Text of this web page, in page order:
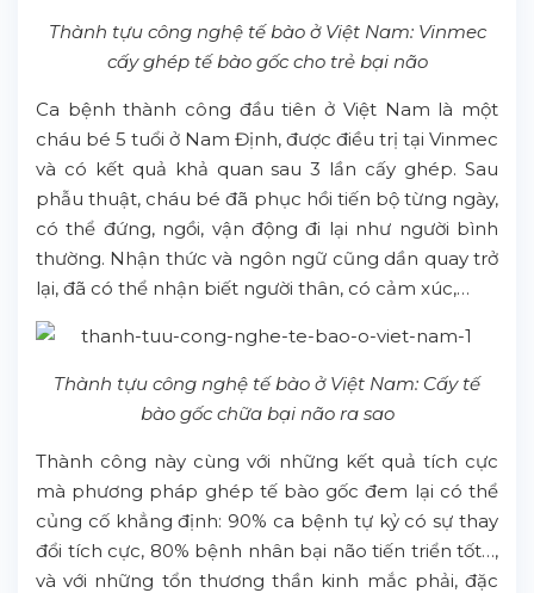
Thành tựu công nghệ tế bào ở Việt Nam: Vinmec
cấy ghép tế bào gốc cho trẻ bại não
Ca bệnh thành công đầu tiên ở Việt Nam là một
cháu bé 5 tuổi ở Nam Định, được điều trị tại Vinmec
và có kết quả khả quan sau 3 lần cấy ghép. Sau
phẫu thuật, cháu bé đã phục hồi tiến bộ từng ngày,
có thể đứng, ngồi, vận động đi lại như người bình
thường. Nhận thức và ngôn ngữ cũng dần quay trở
lại, đã có thể nhận biết người thân, có cảm xúc,…
Thành tựu công nghệ tế bào ở Việt Nam: Cấy tế
bào gốc chữa bại não ra sao
Thành công này cùng với những kết quả tích cực
mà phương pháp ghép tế bào gốc đem lại có thể
củng cố khẳng định: 90% ca bệnh tự kỷ có sự thay
đổi tích cực, 80% bệnh nhân bại não tiến triển tốt…,
và với những tổn thương thần kinh mắc phải, đặc